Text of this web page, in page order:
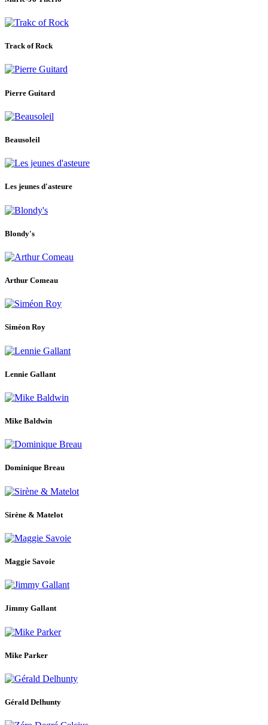
Track of Rock
Pierre Guitard
Beausoleil
Les jeunes d'asteure
Blondy's
Arthur Comeau
Siméon Roy
Lennie Gallant
Mike Baldwin
Dominique Breau
Sirène & Matelot
Maggie Savoie
Jimmy Gallant
Mike Parker
Gérald Delhunty